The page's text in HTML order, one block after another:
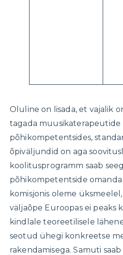
Oluline on lisada, et vajalik
tagada
põhikompetentsides,
õpiväljundid on aga
koolitusprogramm saab
põhikompetentside
komisjonis oleme
väljaõpe Euroopas ei peaks
kindlale teoreetilisele
seotud ühegi konkreetse
rakendamisega. Samuti